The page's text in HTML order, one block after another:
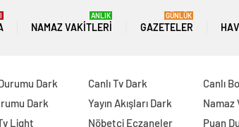
NAMAZ VAKITLERI
ANLIK
GAZETELER
GÜNLÜK
Dark
Dark
Light
Canlı Tv Dark
Yayın Akışları Dark
Nöbetçi Eczaneler
Canlı
Namaz
Puan